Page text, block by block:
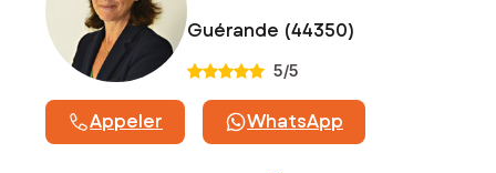
Guérande (44350)
5/5
Appeler WhatsApp